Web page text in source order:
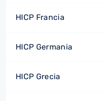
HICP Francia
HICP Germania
HICP Grecia